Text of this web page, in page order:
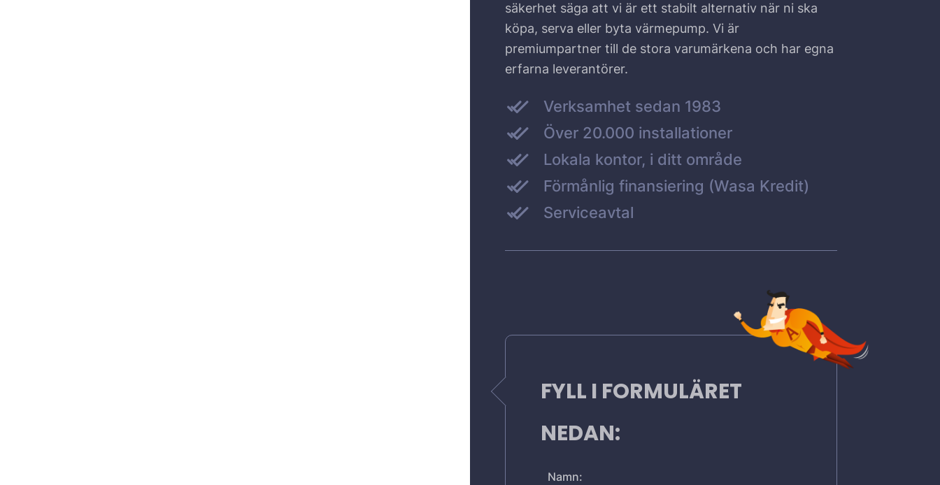
säkerhet säga att vi är ett stabilt alternativ när ni ska
köpa, serva eller byta värmepump. Vi är
premiumpartner till de stora varumärkena och har egna
erfarna leverantörer.
Verksamhet sedan 1983
Över 20.000 installationer
Lokala kontor, i ditt område
Förmånlig finansiering (Wasa Kredit)
Serviceavtal
FYLL I FORMULÄRET
NEDAN:
Namn: